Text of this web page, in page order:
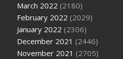
March 2022 (2180)
February 2022 (2029)
January 2022 (2306)
December 2021 (2446)
November 2021 (2705)